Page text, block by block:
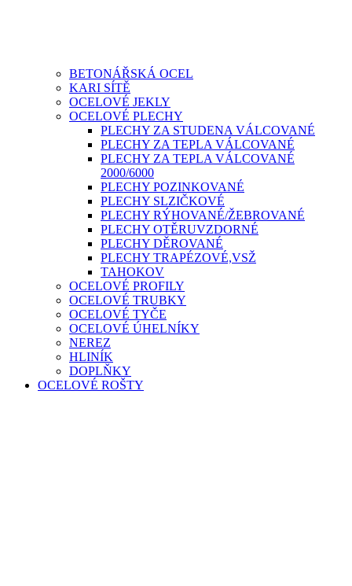
BETONÁŘSKÁ OCEL
KARI SÍTĚ
OCELOVÉ JEKLY
OCELOVÉ PLECHY
PLECHY ZA STUDENA VÁLCOVANÉ
PLECHY ZA TEPLA VÁLCOVANÉ
PLECHY ZA TEPLA VÁLCOVANÉ
2000/6000
PLECHY POZINKOVANÉ
PLECHY SLZIČKOVÉ
PLECHY RÝHOVANÉ/ŽEBROVANÉ
PLECHY OTĚRUVZDORNÉ
PLECHY DĚROVANÉ
PLECHY TRAPÉZOVÉ,VSŽ
TAHOKOV
OCELOVÉ PROFILY
OCELOVÉ TRUBKY
OCELOVÉ TYČE
OCELOVÉ ÚHELNÍKY
NEREZ
HLINÍK
DOPLŇKY
OCELOVÉ ROŠTY